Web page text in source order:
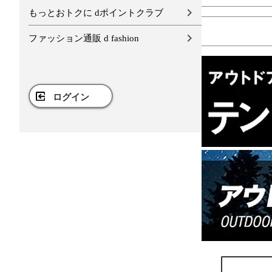
もっとおトクに dポイントクラブ
ファッション通販 d fashion
ログイン